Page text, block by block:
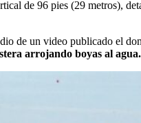
de 96 pies (29 metros),
de un video publicado el
arrojando boyas al agua.